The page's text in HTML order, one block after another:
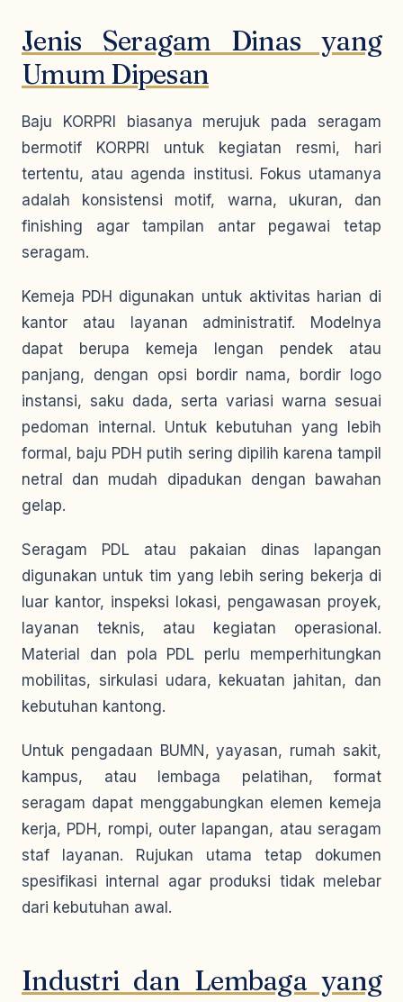
Jenis Seragam Dinas yang
Umum Dipesan
Baju KORPRI biasanya merujuk pada seragam
bermotif KORPRI untuk kegiatan resmi, hari
tertentu, atau agenda institusi. Fokus utamanya
adalah konsistensi motif, warna, ukuran, dan
finishing agar tampilan antar pegawai tetap
seragam.
Kemeja PDH digunakan untuk aktivitas harian di
kantor atau layanan administratif. Modelnya
dapat berupa kemeja lengan pendek atau
panjang, dengan opsi bordir nama, bordir logo
instansi, saku dada, serta variasi warna sesuai
pedoman internal. Untuk kebutuhan yang lebih
formal, baju PDH putih sering dipilih karena tampil
netral dan mudah dipadukan dengan bawahan
gelap.
Seragam PDL atau pakaian dinas lapangan
digunakan untuk tim yang lebih sering bekerja di
luar kantor, inspeksi lokasi, pengawasan proyek,
layanan teknis, atau kegiatan operasional.
Material dan pola PDL perlu memperhitungkan
mobilitas, sirkulasi udara, kekuatan jahitan, dan
kebutuhan kantong.
Untuk pengadaan BUMN, yayasan, rumah sakit,
kampus, atau lembaga pelatihan, format
seragam dapat menggabungkan elemen kemeja
kerja, PDH, rompi, outer lapangan, atau seragam
staf layanan. Rujukan utama tetap dokumen
spesifikasi internal agar produksi tidak melebar
dari kebutuhan awal.
Industri dan Lembaga yang